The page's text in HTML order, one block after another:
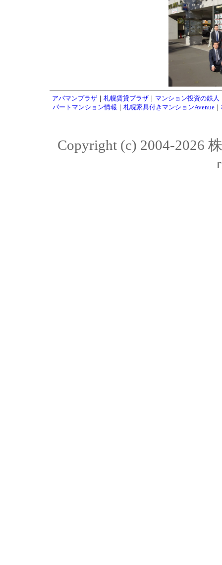
アパマンプラザ ｜ 札幌賃貸プラザ ｜ マンション投資の鉄人
パートマンション情報 ｜ 札幌家具付きマンションAvenue｜
Copyright (c) 2004-2026